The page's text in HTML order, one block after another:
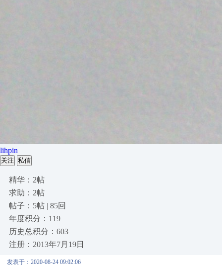
lihpin
关注 私信
精华：2帖
求助：2帖
帖子：5帖 | 85回
年度积分：119
历史总积分：603
注册：2013年7月19日
发表于：2020-08-24 09:02:06